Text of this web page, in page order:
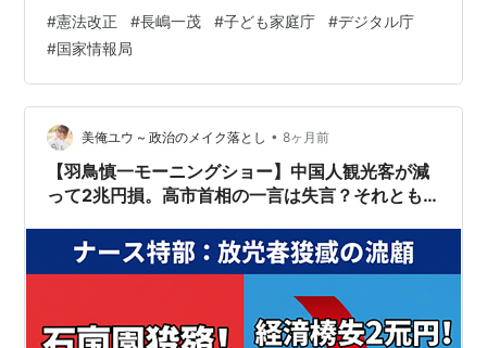
員かよ。ばかやろ！ふざけんな！ 自民党政府は××庁作り
最近の自民党は、首相が変わるたびに新組織を作ってい
る。これがちゃんと機能しているのだろうか？ 岸田首相
こども家庭庁 2023年発足、内閣府や厚生労働省が担って
いた事務の一元化を目的に設立された 菅首相 デジタル庁
2021年発足。日本の役所の…
#憲法改正 #長嶋一茂 #子ども家庭庁 #デジタル庁
#国家情報局
美俺ユウ ~ 政治のメイク落とし • 8ヶ月前
【羽鳥慎一モーニングショー】中国人観光客が減
って2兆円損。高市首相の一言は失言？それとも